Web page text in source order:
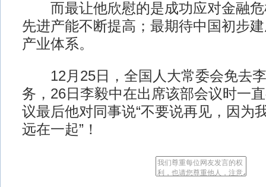
而最让他欣慰的是成功应对金融危
先进产能不断提高；最期待中国初步
产业体系。
12月25日，全国人大常委会免去李
务，26日李毅中在出席该部会议时一
议最后他对同事说“不要说再见，因为
远在一起”！